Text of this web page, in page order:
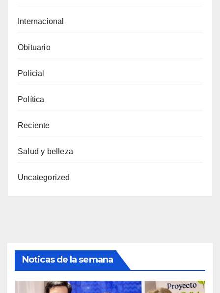
Internacional
Obituario
Policial
Política
Reciente
Salud y belleza
Uncategorized
Noticas de la semana